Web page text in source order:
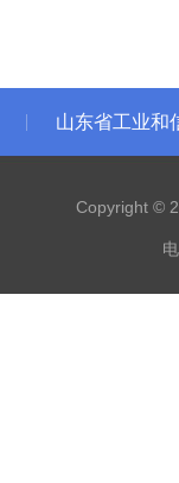
山东省工业和
Copyright ©